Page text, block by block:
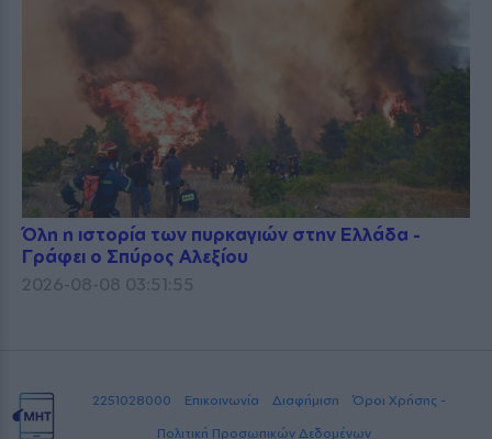
Όλη η ιστορία των πυρκαγιών στην Ελλάδα -
Γράφει ο Σπύρος Αλεξίου
2026-08-08 03:51:55
2251028000 Επικοινωνία Διαφήμιση
Όροι Χρήσης -
Πολιτική Προσωπικών Δεδομένων